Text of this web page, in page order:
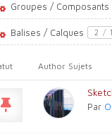
Groupes / Composants
Balises / Calques 2 /
Author Sujets
Par